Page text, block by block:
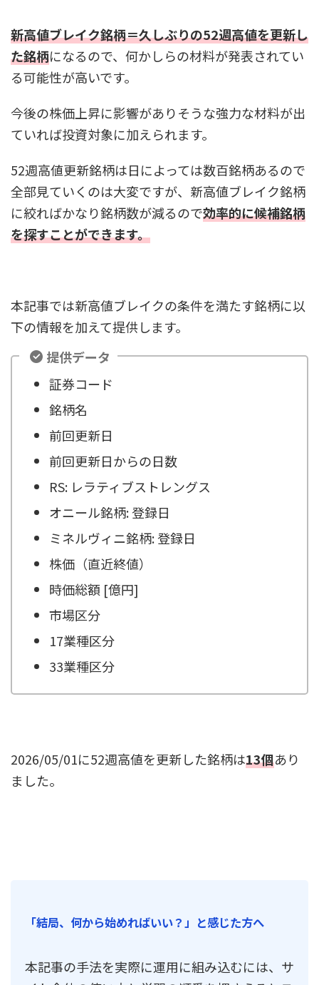
新高値ブレイク銘柄＝久しぶりの52週高値を更新し
た銘柄になるので、何かしらの材料が発表されてい
る可能性が高いです。
今後の株価上昇に影響がありそうな強力な材料が出
ていれば投資対象に加えられます。
52週高値更新銘柄は日によっては数百銘柄あるので
全部見ていくのは大変ですが、新高値ブレイク銘柄
に絞ればかなり銘柄数が減るので効率的に候補銘柄
を探すことができます。
本記事では新高値ブレイクの条件を満たす銘柄に以
下の情報を加えて提供します。
提供データ
証券コード
銘柄名
前回更新日
前回更新日からの日数
RS: レラティブストレングス
オニール銘柄: 登録日
ミネルヴィニ銘柄: 登録日
株価（直近終値）
時価総額 [億円]
市場区分
17業種区分
33業種区分
2026/05/01に52週高値を更新した銘柄は13個あり
ました。
「結局、何から始めればいい？」と感じた方へ
本記事の手法を実際に運用に組み込むには、サ